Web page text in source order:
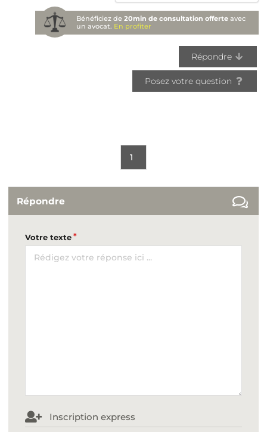
Bénéficiez de20min de consultation offerte avec
un avocat. En profiter
Répondre
Posez votre question
1
Répondre
Votre texte
Inscription express